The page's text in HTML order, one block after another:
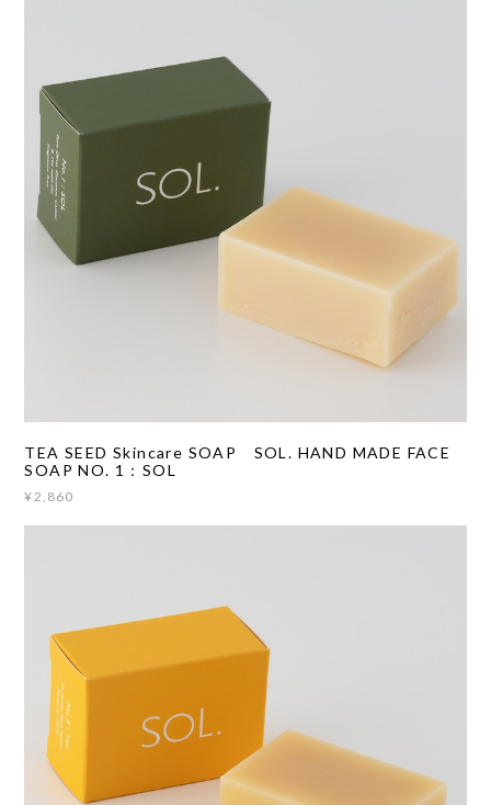
TEA SEED Skincare SOAP SOL. HAND MADE FACE
SOAP NO. 1：SOL
¥2,860